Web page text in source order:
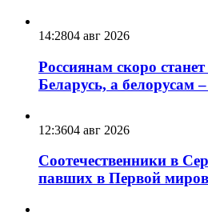
14:2804 авг 2026
Россиянам скоро
Беларусь, а белорусам
12:3604 авг 2026
Соотечественники в
павших в Первой